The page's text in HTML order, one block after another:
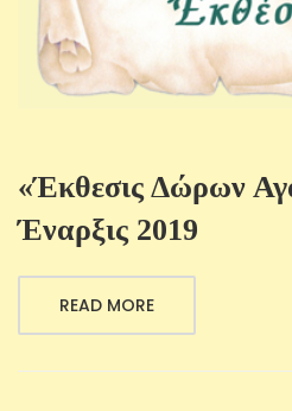
«Έκθεσις Δώρων
Έναρξις 2019
READ MORE